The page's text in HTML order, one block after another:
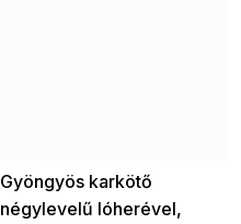
Gyöngyös karkötő
négylevelű lóherével,